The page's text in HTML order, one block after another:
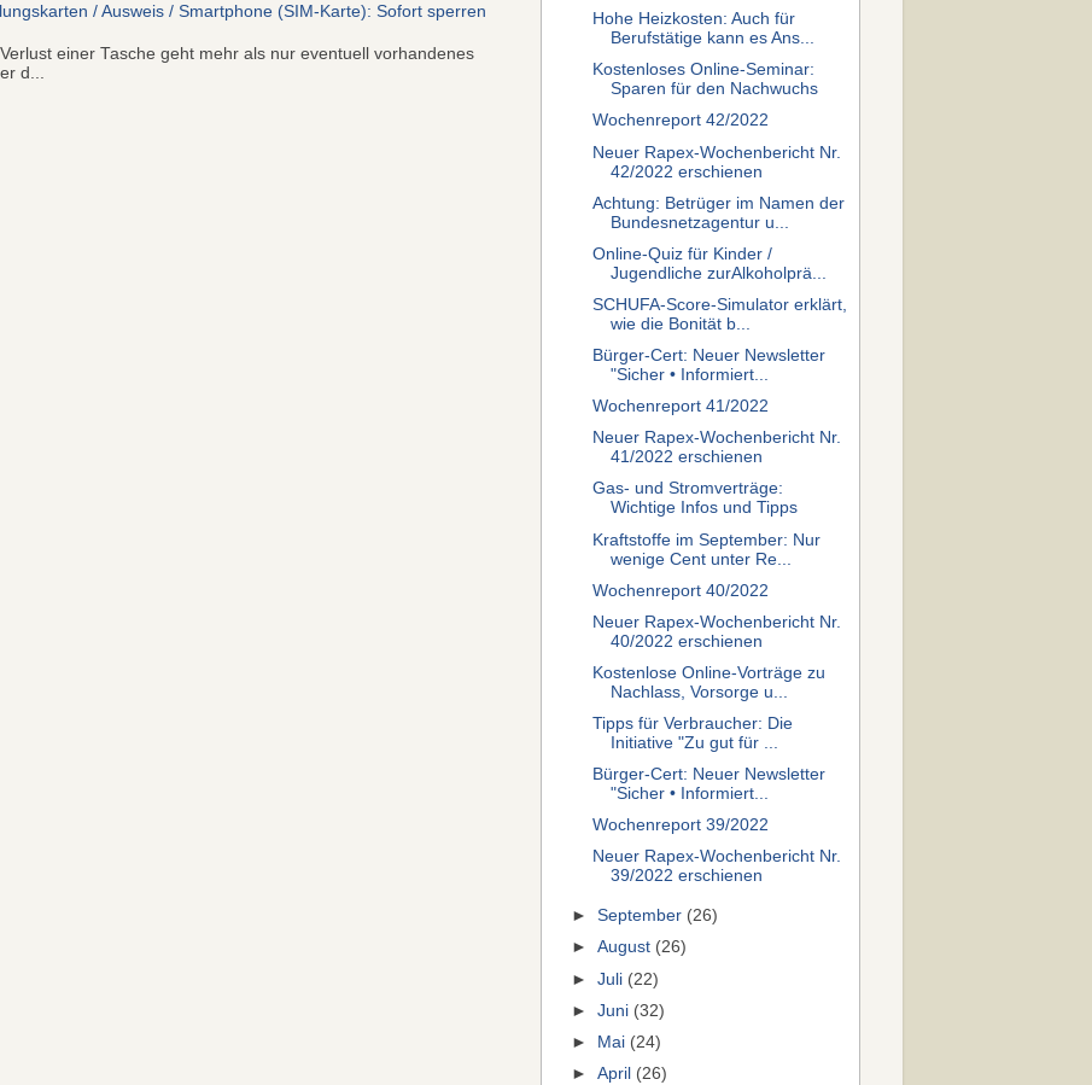
/ Ausweis / Smartphone (SIM-Karte): Sofort sperren
einer Tasche geht mehr als nur eventuell vorhandenes
d...
Hohe Heizkosten: Auch für
Berufstätige kann es Ans...
Kostenloses Online-Seminar:
Sparen für den Nachwuchs
Wochenreport 42/2022
Neuer Rapex-Wochenbericht Nr.
42/2022 erschienen
Achtung: Betrüger im Namen der
Bundesnetzagentur u...
Online-Quiz für Kinder /
Jugendliche zurAlkoholprä...
SCHUFA-Score-Simulator erklärt,
wie die Bonität b...
Bürger-Cert: Neuer Newsletter
"Sicher • Informiert...
Wochenreport 41/2022
Neuer Rapex-Wochenbericht Nr.
41/2022 erschienen
Gas- und Stromverträge:
Wichtige Infos und Tipps
Kraftstoffe im September: Nur
wenige Cent unter Re...
Wochenreport 40/2022
Neuer Rapex-Wochenbericht Nr.
40/2022 erschienen
Kostenlose Online-Vorträge zu
Nachlass, Vorsorge u...
Tipps für Verbraucher: Die
Initiative "Zu gut für ...
Bürger-Cert: Neuer Newsletter
"Sicher • Informiert...
Wochenreport 39/2022
Neuer Rapex-Wochenbericht Nr.
39/2022 erschienen
►September (26)
►August (26)
►Juli (22)
►Juni (32)
►
Mai (24)
►April (26)